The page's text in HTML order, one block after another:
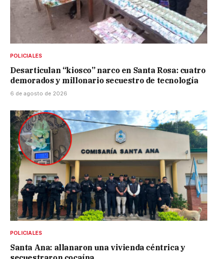
POLICIALES
Desarticulan “kiosco” narco en Santa Rosa: cuatro
demorados y millonario secuestro de tecnología
6 de agosto de 2026
POLICIALES
Santa Ana: allanaron una vivienda céntrica y